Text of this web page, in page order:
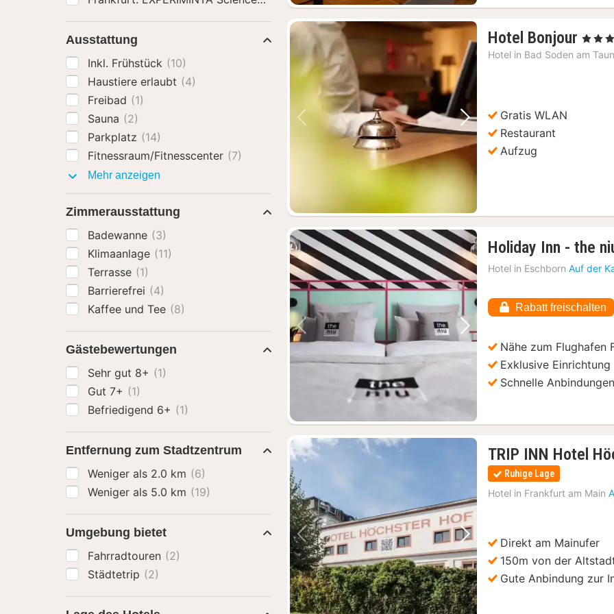
Vorheriges Bild Nächstes Bild
Hotel Bonjour 1
, 4 Sterne
Hotel in Bad Soden am
Gratis WLAN
Restaurant
Aufzug
Vorheriges Bild Nächstes Bild
Holiday Inn - the
Hotel in Eschborn Auf der
Rabatt freischalten
Nähe zum Flughafen
Exklusive
Schnelle
Vorheriges Bild Nächstes Bild
TRIP INN Hotel
Ruhige Lage
Hotel in Frankfurt am Main
Direkt am Mainufer
150m von der
Gute Anbindung zur
Ausstattung
Inkl. Frühstück (10)
Haustiere erlaubt (4)
Freibad (1)
Sauna (2)
Parkplatz (14)
Fitnessraum/Fitnesscenter (7)
Mehr anzeigen
Zimmerausstattung
Badewanne (3)
Klimaanlage (11)
Terrasse (1)
Barrierefrei (4)
Kaffee und Tee (8)
Gästebewertungen
Sehr gut 8+ (1)
Gut 7+ (1)
Befriedigend 6+ (1)
Entfernung zum Stadtzentrum
Weniger als 2.0 km (6)
Weniger als 5.0 km (19)
Umgebung bietet
Fahrradtouren (2)
Städtetrip (2)